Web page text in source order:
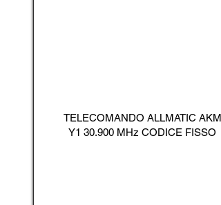
TELECOMANDO ALLMATIC AKM
Y1 30.900 MHz CODICE FISSO